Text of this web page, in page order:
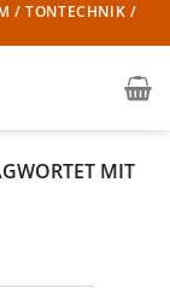
/ TONTECHNIK /
MIT